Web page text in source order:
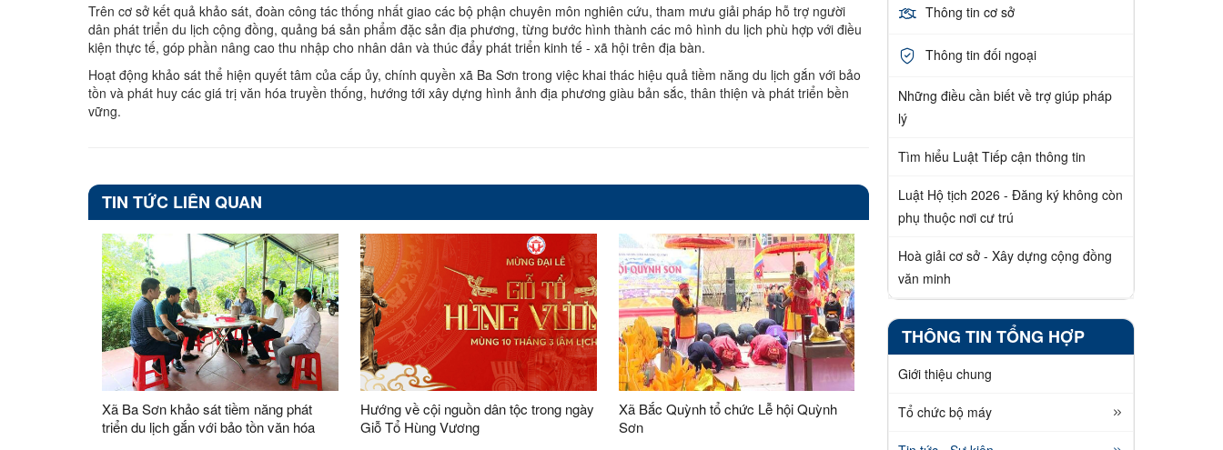
Trên cơ sở kết quả khảo sát, đoàn công tác thống nhất giao các bộ phận chuyên môn nghiên cứu, tham mưu giải pháp hỗ trợ người
dân phát triển du lịch cộng đồng, quảng bá sản phẩm đặc sản địa phương, từng bước hình thành các mô hình du lịch phù hợp với điều
kiện thực tế, góp phần nâng cao thu nhập cho nhân dân và thúc đẩy phát triển kinh tế - xã hội trên địa bàn.
Hoạt động khảo sát thể hiện quyết tâm của cấp ủy, chính quyền xã Ba Sơn trong việc khai thác hiệu quả tiềm năng du lịch gắn với bảo
tồn và phát huy các giá trị văn hóa truyền thống, hướng tới xây dựng hình ảnh địa phương giàu bản sắc, thân thiện và phát triển bền
vững.
TIN TỨC LIÊN QUAN
Xã Ba Sơn khảo sát tiềm năng phát
triển du lịch gắn với bảo tồn văn hóa
Hướng về cội nguồn dân tộc trong ngày
Giỗ Tổ Hùng Vương
Xã Bắc Quỳnh tổ chức Lễ hội Quỳnh
Sơn
Thông tin cơ sở
Thông tin đối ngoại
Những điều cần biết về trợ giúp pháp
lý
Tìm hiểu Luật Tiếp cận thông tin
Luật Hộ tịch 2026 - Đăng ký không còn
phụ thuộc nơi cư trú
Hoà giải cơ sở - Xây dựng cộng đồng
văn minh
THÔNG TIN TỔNG HỢP
Giới thiệu chung
Tổ chức bộ máy